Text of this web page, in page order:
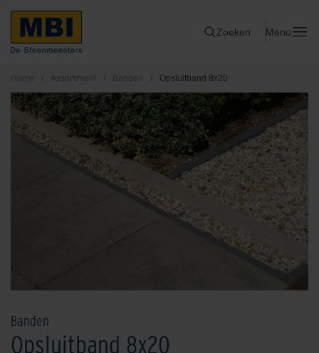
Zoeken Menu
Home / Assortiment / Banden / Opsluitband 8x20
Banden
Opsluitband 8x20